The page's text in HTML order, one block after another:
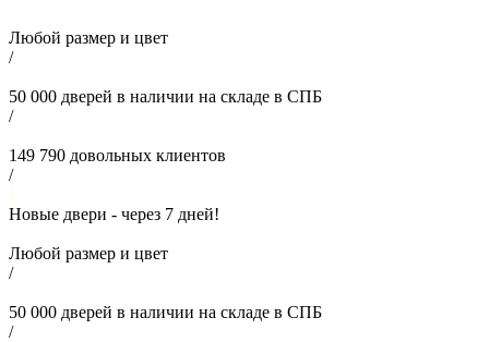
Любой размер и цвет
/
50 000 дверей в наличии на складе в СПБ
/
149 790 довольных клиентов
/
Новые двери - через 7 дней!
Любой размер и цвет
/
50 000 дверей в наличии на складе в СПБ
/